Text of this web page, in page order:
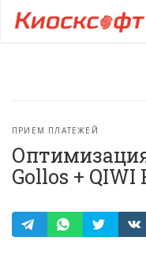
ПРИЕМ ПЛАТЕЖЕЙ
Gollos +